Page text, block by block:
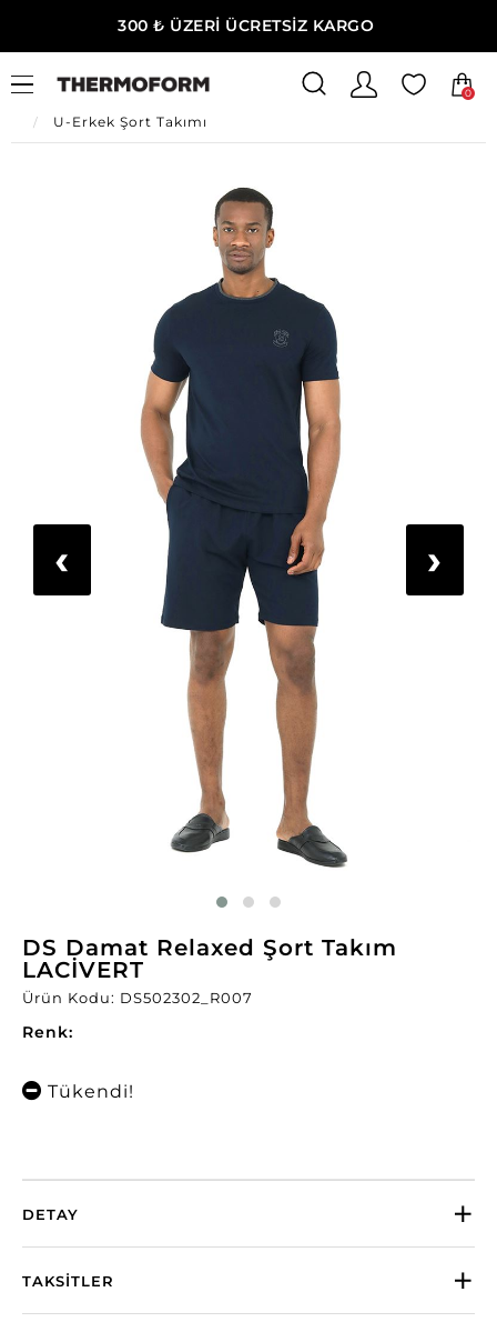
300 ₺ ÜZERİ ÜCRETSİZ KARGO
0
Ana Sayfa
Erkek Ev Giyim
U-Erkek Şort Takımı
‹ ›
DS Damat Relaxed Şort Takım
LACİVERT
Ürün Kodu: DS502302_R007
Renk:
Tükendi!
DETAY
TAKSITLER